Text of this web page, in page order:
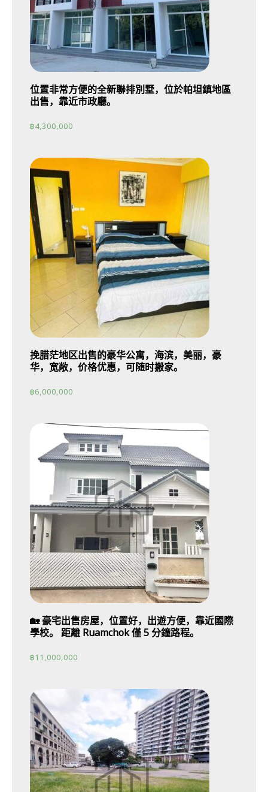
位置非常方便的全新聯排別墅，位於帕坦鎮地區
出售，靠近市政廳。
฿4,300,000
挽腊茫地区出售的豪华公寓，海滨，美丽，豪
华，宽敞，价格优惠，可随时搬家。
฿6,000,000
🏡 豪宅出售房屋，位置好，出遊方便，靠近國際
學校。 距離 Ruamchok 僅 5 分鐘路程。
฿11,000,000